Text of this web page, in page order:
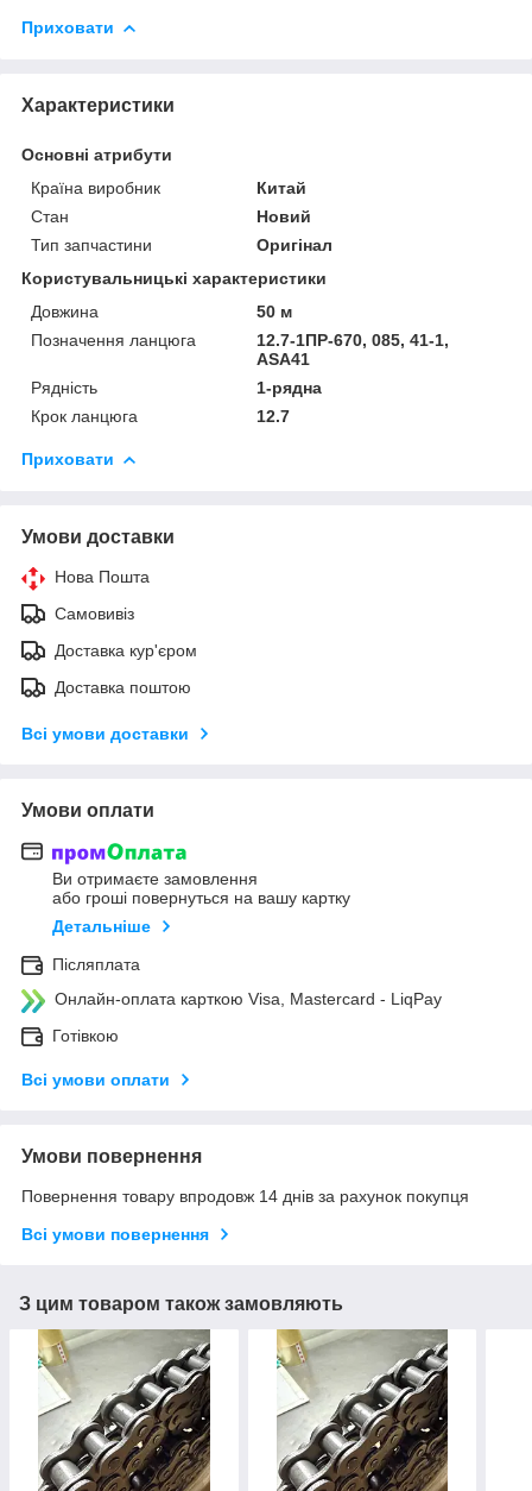
Приховати
Характеристики
Основні атрибути
Країна виробник
Китай
Стан
Новий
Тип запчастини
Оригінал
Користувальницькі характеристики
Довжина
50 м
Позначення ланцюга
12.7-1ПР-670, 085, 41-1,
ASA41
Рядність
1-рядна
Крок ланцюга
12.7
Приховати
Умови доставки
Нова Пошта
Самовивіз
Доставка кур'єром
Доставка поштою
Всі умови доставки
Умови оплати
Ви отримаєте замовлення
або гроші повернуться на вашу картку
Детальніше
Післяплата
Онлайн-оплата карткою Visa, Mastercard - LiqPay
Готівкою
Всі умови оплати
Умови повернення
Повернення товару впродовж 14 днів за рахунок покупця
Всі умови повернення
З цим товаром також замовляють